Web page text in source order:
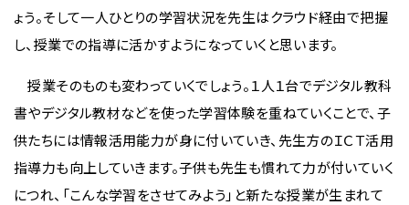
ょう。そして一人ひとりの学習状況を先生はクラウド経由で把握
し、授業での指導に活かすようになっていくと思います。
授業そのものも変わっていくでしょう。１人１台でデジタル教科
書やデジタル教材などを使った学習体験を重ねていくことで、子
供たちには情報活用能力が身に付いていき、先生方のＩＣＴ活用
指導力も向上していきます。子供も先生も慣れて力が付いていく
につれ、「こんな学習をさせてみよう」と新たな授業が生まれて